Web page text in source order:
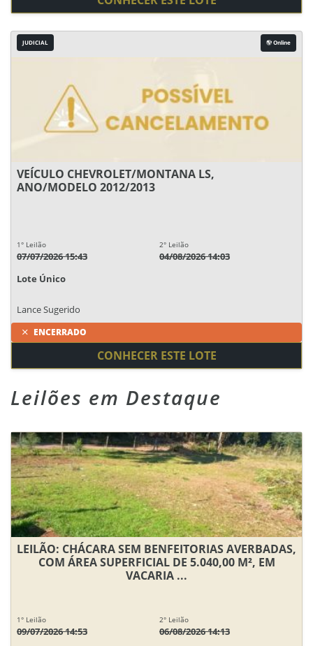
JUDICIAL Online
VEÍCULO CHEVROLET/MONTANA LS,
ANO/MODELO 2012/2013
1° Leilão
07/07/2026 15:43
2° Leilão
04/08/2026 14:03
Lote Único
Lance Sugerido
ENCERRADO
CONHECER ESTE LOTE
Leilões em Destaque
LEILÃO: CHÁCARA SEM BENFEITORIAS AVERBADAS,
COM ÁREA SUPERFICIAL DE 5.040,00 M², EM
VACARIA ...
1° Leilão
09/07/2026 14:53
2° Leilão
06/08/2026 14:13